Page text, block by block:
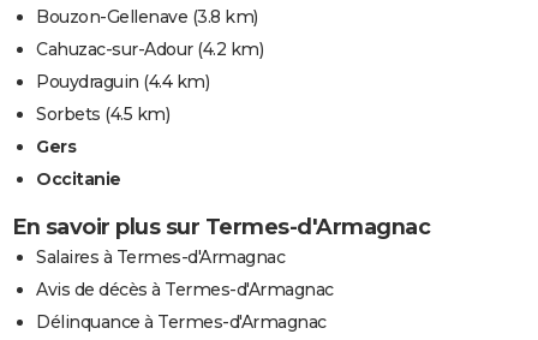
Bouzon-Gellenave (3.8 km)
Cahuzac-sur-Adour(4.2 km)
Pouydraguin (4.4 km)
Sorbets (4.5 km)
Gers
Occitanie
En savoir plus sur Termes-d'Armagnac
Salaires à Termes-d'Armagnac
Avis de décès à Termes-d'Armagnac
Délinquance à Termes-d'Armagnac